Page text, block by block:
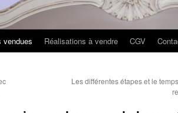
vendues Réalisations à vendre CGV
Les différentes étapes et le